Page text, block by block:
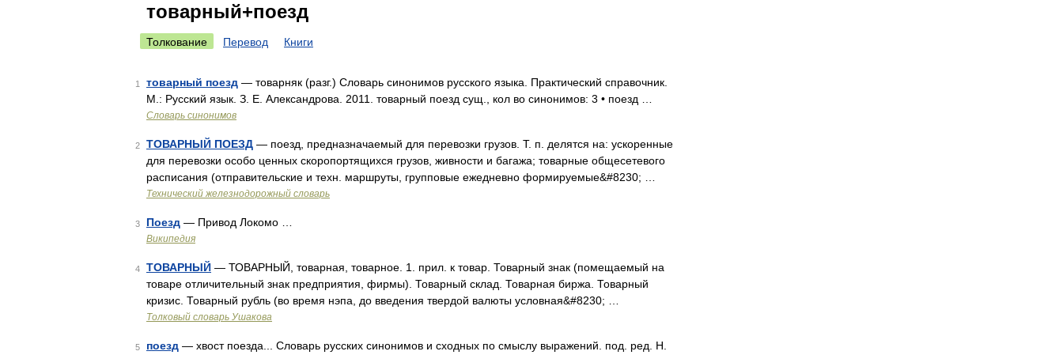
товарный+поезд
Толкование Перевод Книги
1 товарный поезд — товарняк (разг.) Словарь синонимов русского языка. Практический справочник.
М.: Русский язык. З. Е. Александрова. 2011. товарный поезд сущ., кол во синонимов: 3 • поезд …
Словарь синонимов
2 ТОВАРНЫЙ ПОЕЗД — поезд, предназначаемый для перевозки грузов. Т. п. делятся на: ускоренные
для перевозки особо ценных скоропортящихся грузов, живности и багажа; товарные общесетевого
расписания (отправительские и техн. маршруты, групповые ежедневно формируемые&#8230; …
Технический железнодорожный словарь
3 Поезд — Привод Локомо …
Википедия
4 ТОВАРНЫЙ — ТОВАРНЫЙ, товарная, товарное. 1. прил. к товар. Товарный знак (помещаемый на
товаре отличительный знак предприятия, фирмы). Товарный склад. Товарная биржа. Товарный
кризис. Товарный рубль (во время нэпа, до введения твердой валюты условная&#8230; …
Толковый словарь Ушакова
5 поезд — хвост поезда... Словарь русских синонимов и сходных по смыслу выражений. под. ред. Н.